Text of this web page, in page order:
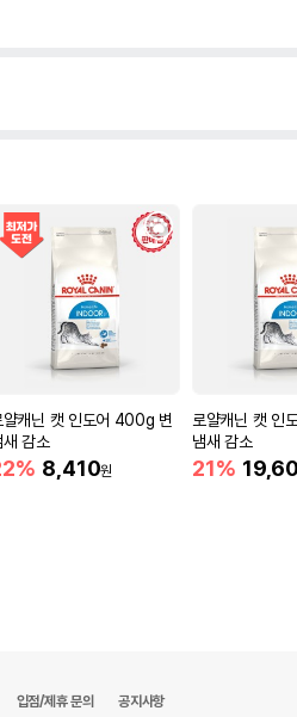
얄캐닌 캣 인도어 400g 변
새 감소
8,410원
로얄캐닌 캣 인
냄새 감소
21%
입점/제휴 문의 공지사항